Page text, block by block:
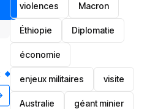
violences Macron
Éthiopie Diplomatie
économie
enjeux militaires visite
‎Australie géant minier